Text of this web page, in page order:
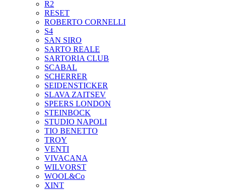
R2
RESET
ROBERTO CORNELLI
S4
SAN SIRO
SARTO REALE
SARTORIA CLUB
SCABAL
SCHERRER
SEIDENSTICKER
SLAVA ZAITSEV
SPEERS LONDON
STEINBOCK
STUDIO NAPOLI
TIO BENETTO
TROY
VENTI
VIVACANA
WILVORST
WOOL&Co
XINT